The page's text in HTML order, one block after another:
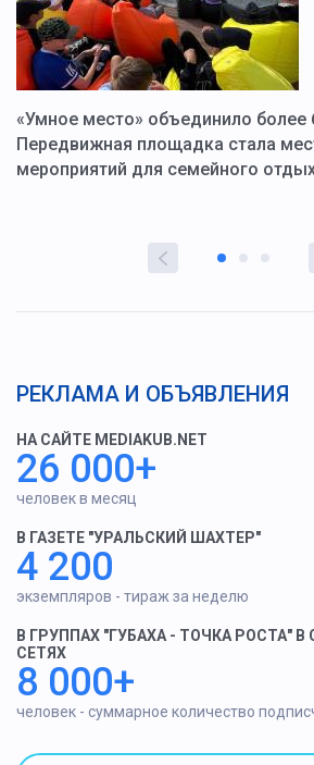
«Умное место» объединило более
Передвижная площадка стала
мероприятий для семейного
РЕКЛАМА И ОБЪЯВЛЕНИЯ
НА САЙТЕ MEDIAKUB.NET
26 000+
человек в месяц
В ГАЗЕТЕ "УРАЛЬСКИЙ ШАХТЕР"
4 200
экземпляров - тираж за неделю
В ГРУППАХ "ГУБАХА - ТОЧКА РОСТА"
СЕТЯХ
8 000+
человек - суммарное количество